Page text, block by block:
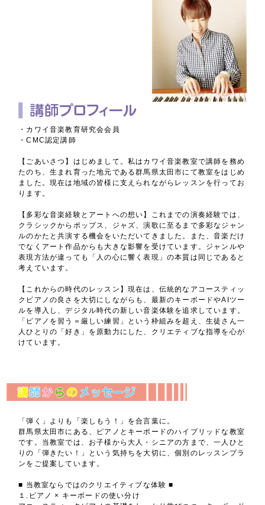
・カワイ音楽教育研究会会員
・CMC認定講師
【ごあいさつ】はじめまして。私はカワイ音楽教室で講師を務め
たのち、生まれ育った地元である群馬県太田市にて教室をはじめ
ました。現在は地域の皆様に支えられながらレッスンを行ってお
ります。
【多彩な音楽経験とアートへの想い】これまでの演奏経験では、
クラシックからポップス、ジャズ、演歌に至るまで多彩なジャン
ルのかたと共演する機会をいただいてきました。また、音楽だけ
でなくアート作品からも大きな影響を受けています。ジャンルや
表現方法が違っても「人の心に響く表現」の本質は同じであると
考えています。
【これからの時代のレッスン】現在は、伝統的なアコースティッ
クピアノの良さを大切にしながらも、最新のキーボードやAIツー
ルを導入し、デジタル時代の新しい音楽体験を追求しています。
「ピアノを習う＝厳しい練習」という枠組みを超え、生徒さん一
人ひとりの「好き」を原動力にした、クリエティブな指導を心が
けています。
「弾く」よりも「楽しもう！」を合言葉に。
群馬県太田市にある、ピアノとキーボードのハイブリッドな教室
です。当教室では、お子様から大人・シニアの方まで、一人ひと
りの「弾きたい！」という気持ちを大切に、個別のレッスンプラ
ンをご提案しています。
■ 当教室ならではのクリエイティブな体験 ■
１.ピアノ × キーボードの使い分け